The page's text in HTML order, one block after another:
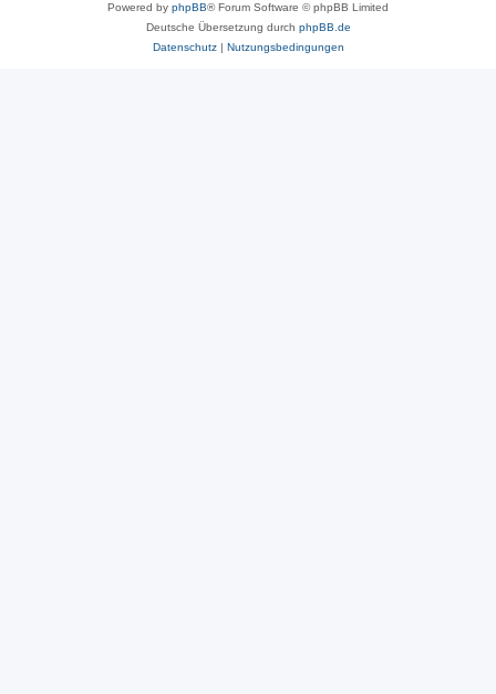
Powered by phpBB® Forum Software © phpBB Limited
Deutsche Übersetzung durch phpBB.de
Datenschutz| Nutzungsbedingungen